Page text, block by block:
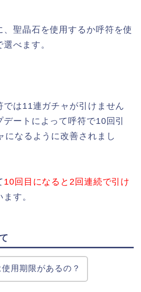
、聖晶石を使用するか呼符を使
べます。
では11連ガチャが引けません
ートによって呼符で10回引
になるように改善されまし
10回目になると2回連続で引け
す。
用期限があるの？